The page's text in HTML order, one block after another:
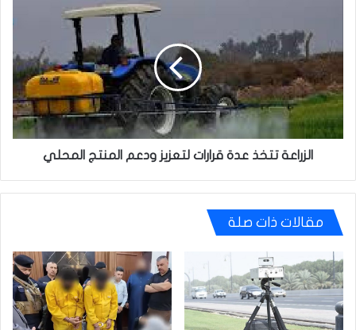
قرارات
لتعزيز
ودعم
المنتج
المحلي
الزراعة تتخذ عدة قرارات لتعزيز ودعم المنتج المحلي
مقالات ذات صلة